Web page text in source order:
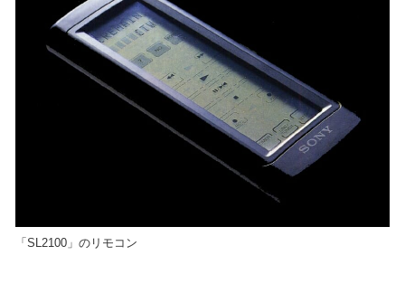
「SL2100」のリモコン